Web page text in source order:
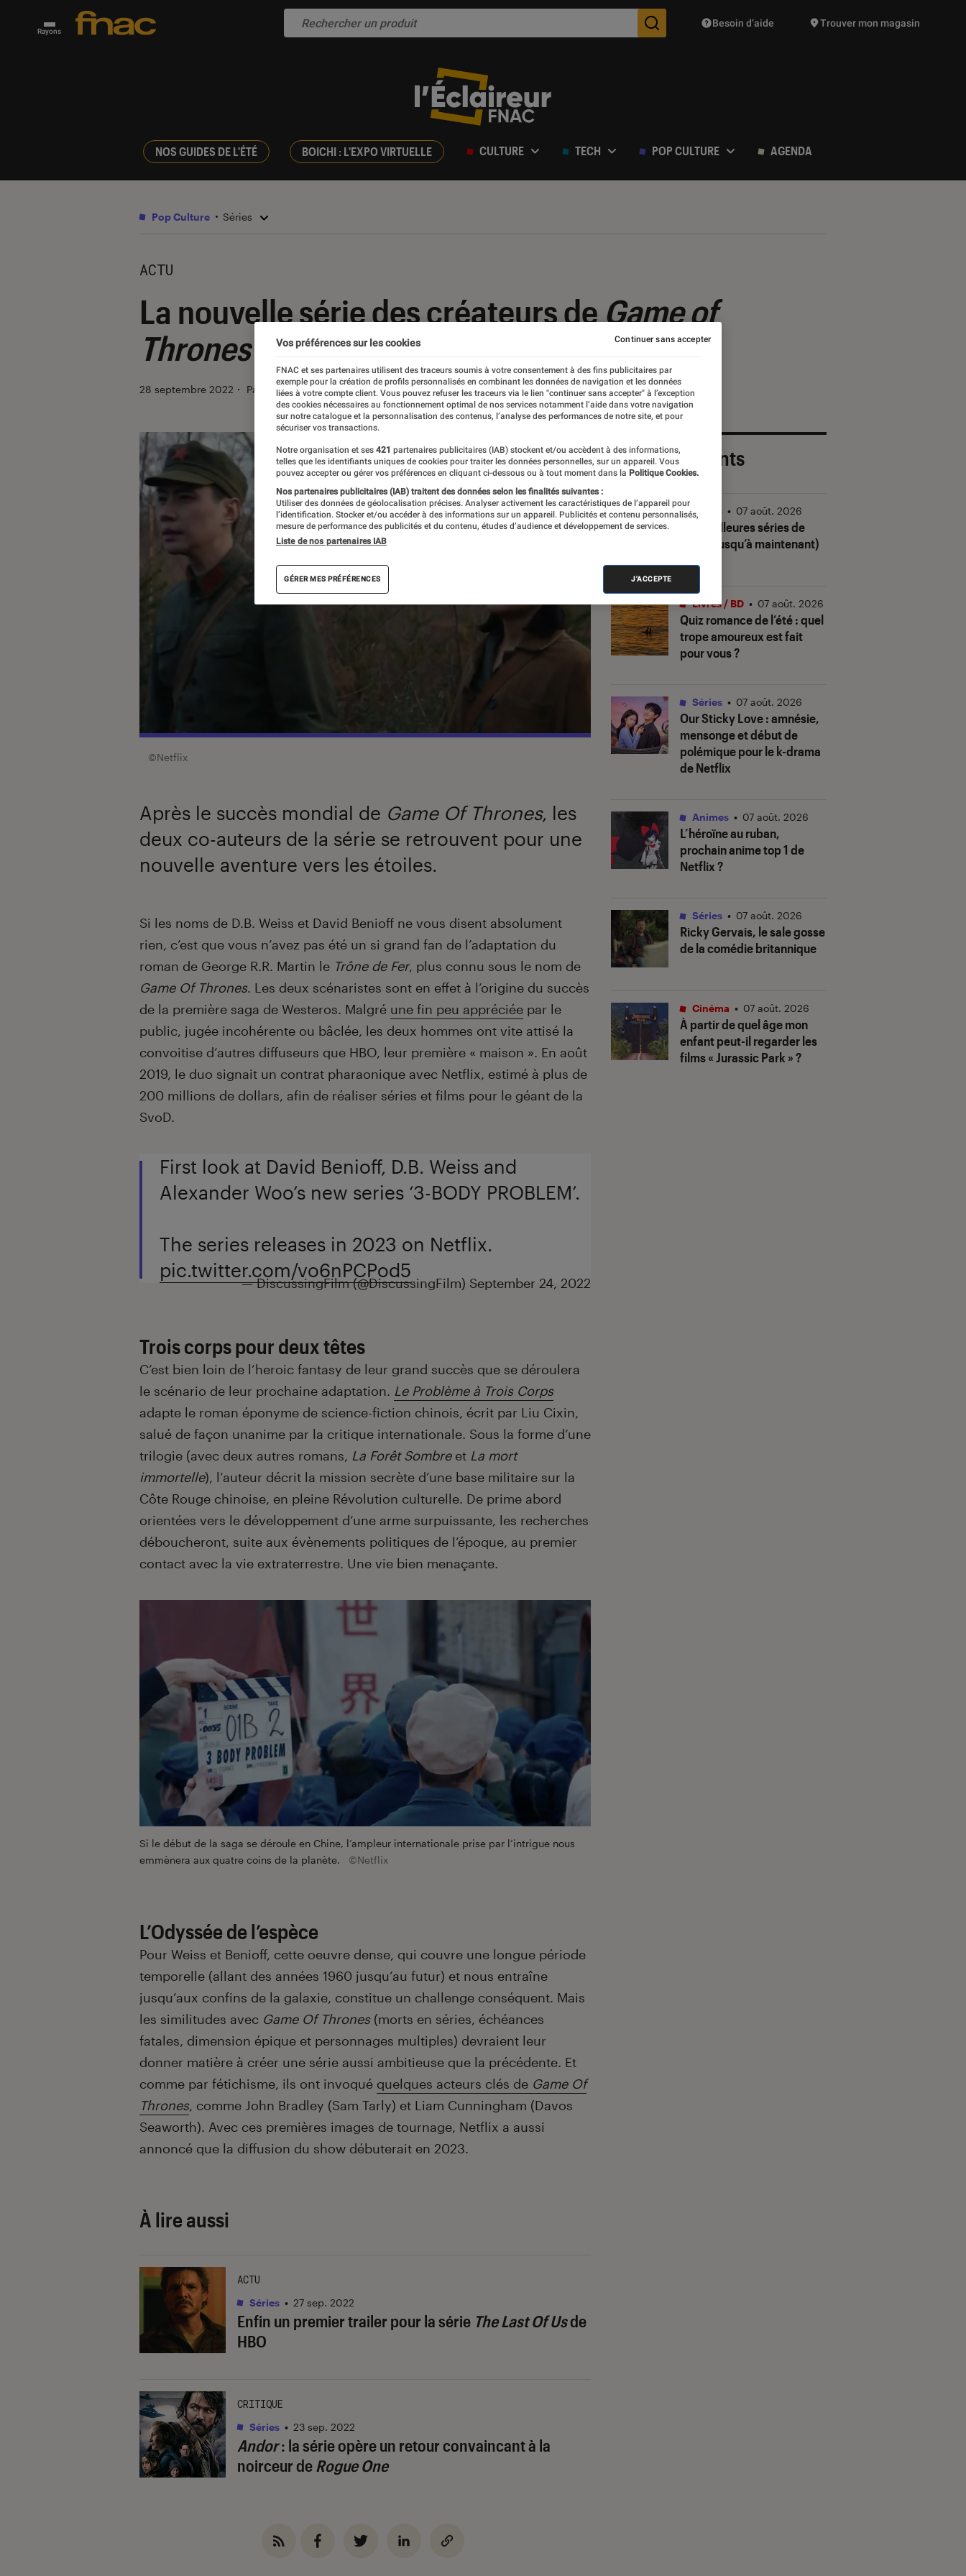
Rayons Des suggestions de produits vont vous être proposées
Besoin d’aide Trouver mon magasin
NOS GUIDES DE L'ÉTÉ BOICHI : L'EXPO VIRTUELLE CULTURE TECH POP CULTURE AGENDA
Pop Culture Séries
ACTU
La nouvelle série des créateurs deGame of
Thronesse dévoile en images
28 septembre 2022 ・ Par Vincent Oms
©Netflix
Après le succès mondial de Game Of Thrones, les
deux co-auteurs de la série se retrouvent pour une
nouvelle aventure vers les étoiles.
Introduction
Si les noms de D.B. Weiss et David Benioff ne vous disent absolument
rien, c’est que vous n’avez pas été un si grand fan de l’adaptation du
roman de George R.R. Martin le Trône de Fer, plus connu sous le nom de
Game Of Thrones. Les deux scénaristes sont en effet à l’origine du succès
de la première saga de Westeros. Malgré une fin peu appréciée par le
public, jugée incohérente ou bâclée, les deux hommes ont vite attisé la
convoitise d’autres diffuseurs que HBO, leur première « maison ». En août
2019, le duo signait un contrat pharaonique avec Netflix, estimé à plus de
200 millions de dollars, afin de réaliser séries et films pour le géant de la
SvoD.
First look at David Benioff, D.B. Weiss and
Alexander Woo’s new series ‘3-BODY PROBLEM’.
The series releases in 2023 on Netflix.
pic.twitter.com/vo6nPCPod5
— DiscussingFilm (@DiscussingFilm) September 24, 2022
Trois corps pour deux têtes
C’est bien loin de l’heroic fantasy de leur grand succès que se déroulera
le scénario de leur prochaine adaptation. Le Problème à Trois Corps
adapte le roman éponyme de science-fiction chinois, écrit par Liu Cixin,
salué de façon unanime par la critique internationale. Sous la forme d’une
trilogie (avec deux autres romans, La Forêt Sombreet La mort
immortelle), l’auteur décrit la mission secrète d’une base militaire sur la
Côte Rouge chinoise, en pleine Révolution culturelle. De prime abord
orientées vers le développement d’une arme surpuissante, les recherches
déboucheront, suite aux évènements politiques de l’époque, au premier
contact avec la vie extraterrestre. Une vie bien menaçante.
Si le début de la saga se déroule en Chine, l’ampleur internationale prise par l’intrigue nous
emmènera aux quatre coins de la planète.
©Netflix
L’Odyssée de l’espèce
Pour Weiss et Benioff, cette oeuvre dense, qui couvre une longue période
temporelle (allant des années 1960 jusqu’au futur) et nous entraîne
jusqu’aux confins de la galaxie, constitue un challenge conséquent. Mais
les similitudes avec Game Of Thrones(morts en séries, échéances
fatales, dimension épique et personnages multiples) devraient leur
donner matière à créer une série aussi ambitieuse que la précédente. Et
comme par fétichisme, ils ont invoqué quelques acteurs clés de Game Of
Thrones, comme John Bradley (Sam Tarly) et Liam Cunningham (Davos
Seaworth). Avec ces premières images de tournage, Netflix a aussi
annoncé que la diffusion du show débuterait en 2023.
À lire aussi
Enfin un premier trailer pour la série The Last Of Usde
HBO
ACTU
Séries • 27 sep. 2022
Andor: la série opère un retour convaincant à la
noirceur de Rogue One
CRITIQUE
Séries • 23 sep. 2022
Les plus récents
Les meilleures séries de
2026 (jusqu’à maintenant)
Séries • 07 août. 2026
Quiz romance de l’été : quel
trope amoureux est fait
pour vous ?
Livres / BD • 07 août. 2026
Our Sticky Love: amnésie,
mensonge et début de
polémique pour le k-drama
de Netflix
Séries • 07 août. 2026
L’héroïne au ruban,
prochain anime top 1 de
Netflix ?
Animes • 07 août. 2026
Ricky Gervais, le sale gosse
de la comédie britannique
Séries • 07 août. 2026
À partir de quel âge mon
enfant peut-il regarder les
films « Jurassic Park » ?
Cinéma • 07 août. 2026
Vos préférences sur les cookies
FNAC et ses partenaires utilisent des traceurs soumis à votre consentement à des fins publicitaires par
exemple pour la création de profils personnalisés en combinant les données de navigation et les données
liées à votre compte client. Vous pouvez refuser les traceurs via le lien "continuer sans accepter" à l’exception
des cookies nécessaires au fonctionnement optimal de nos services notamment l’aide dans votre navigation
sur notre catalogue et la personnalisation des contenus, l’analyse des performances de notre site, et pour
sécuriser vos transactions.
Notre organisation et ses 421 partenaires publicitaires (IAB) stockent et/ou accèdent à des informations,
telles que les identifiants uniques de cookies pour traiter les données personnelles, sur un appareil. Vous
pouvez accepter ou gérer vos préférences en cliquant ci-dessous ou à tout moment dans la Politique Cookies.
Nos partenaires publicitaires (IAB) traitent des données selon les finalités suivantes :
Utiliser des données de géolocalisation précises. Analyser activement les caractéristiques de l’appareil pour
l’identification. Stocker et/ou accéder à des informations sur un appareil. Publicités et contenu personnalisés,
mesure de performance des publicités et du contenu, études d’audience et développement de services.
Liste de nos partenaires IAB
GÉRER MES PRÉFÉRENCES J'ACCEPTE
Continuer sans accepter